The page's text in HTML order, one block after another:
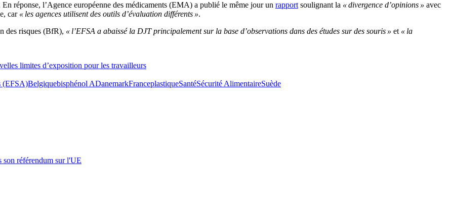
réponse, l’Agence européenne des médicaments (EMA) a publié le même jour un rapport soulignant la « divergence d’opinions » avec
car« les agences utilisent des outils d’évaluation différents ».
des risques (BfR), « l’EFSA a abaissé la DJT principalement sur la base d’observations dans des études sur des souris » et « la
limites d’exposition pour les travailleurs
(EFSA)Belgiquebisphénol ADanemarkFranceplastiqueSantéSécurité AlimentaireSuède
son référendum sur l'UE